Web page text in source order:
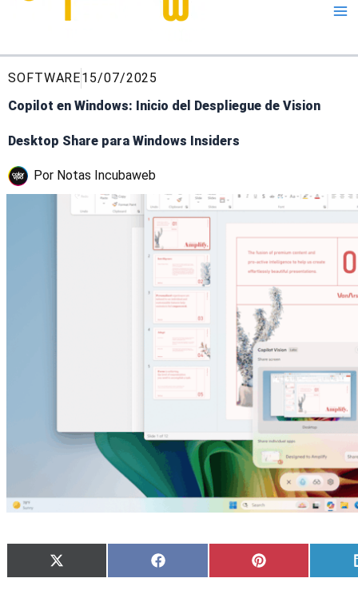
SOFTWARE15/07/2025
Copilot en Windows: Inicio del Despliegue de Vision
Desktop Share para Windows Insiders
Por Notas Incubaweb
Compartir
en
X
(Twitter)
Compartir
en
Facebook
Compartir
en
Pinterest